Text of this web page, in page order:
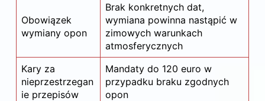
Obowiązek
wymiany opon
Brak konkretnych dat,
wymiana powinna nastąpić w
zimowych warunkach
atmosferycznych
Kary za
nieprzestrzegan
ie przepisów
Mandaty do 120 euro w
przypadku braku zgodnych
opon